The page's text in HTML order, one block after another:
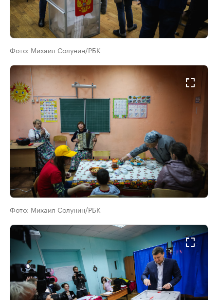
Фото: Михаил Солунин/РБК
Фото: Михаил Солунин/РБК